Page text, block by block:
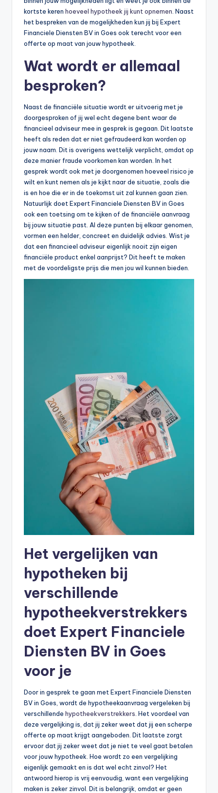
kortste keren hoeveel hypotheek jij kunt opnemen . Naast
het bespreken van de mogelijkheden kun jij bij Expert
Financiele Diensten BV in Goes ook terecht voor een
offerte op maat van jouw hypotheek.
Wat wordt er allemaal
besproken?
Naast de financiële situatie wordt er uitvoerig met je
doorgesproken of jij wel echt degene bent waar de
financieel adviseur mee in gesprek is gegaan. Dit laatste
heeft als reden dat er niet gefraudeerd kan worden op
jouw naam. Dit is overigens wettelijk verplicht, omdat op
deze manier fraude voorkomen kan worden. In het
gesprek wordt ook met je doorgenomen hoeveel risico je
wilt en kunt nemen als je kijkt naar de situatie, zoals die
is en hoe die er in de toekomst uit zal kunnen gaan zien.
Natuurlijk doet Expert Financiele Diensten BV in Goes
ook een toetsing om te kijken of de financiële aanvraag
bij jouw situatie past. Al deze punten bij elkaar genomen,
vormen een helder, concreet en duidelijk advies. Wist je
dat een financieel adviseur eigenlijk nooit zijn eigen
financiële product enkel aanprijst? Dit heeft te maken
met de voordeligste prijs die men jou wil kunnen bieden.
Het vergelijken van
hypotheken bij
verschillende
hypotheekverstrekkers
doet Expert Financiele
Diensten BV in Goes
voor je
Door in gesprek te gaan met Expert Financiele Diensten
BV in Goes, wordt de hypotheekaanvraag vergeleken bij
verschillende hypotheekverstrekkers . Het voordeel van
deze vergelijking is, dat jij zeker weet dat jij een scherpe
offerte op maat krijgt aangeboden. Dit laatste zorgt
ervoor dat jij zeker weet dat je niet te veel gaat betalen
voor jouw hypotheek. Hoe wordt zo een vergelijking
eigenlijk gemaakt en is dat wel echt zinvol? Het
antwoord hierop is vrij eenvoudig, want een vergelijking
maken is zeker zinvol. Dit is belangrijk, omdat er geen